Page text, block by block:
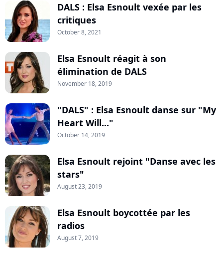
DALS : Elsa Esnoult vexée par les
critiques
October 8, 2021
Elsa Esnoult réagit à son
élimination de DALS
November 18, 2019
"DALS" : Elsa Esnoult danse sur "My
Heart Will..."
October 14, 2019
Elsa Esnoult rejoint "Danse avec les
stars"
August 23, 2019
Elsa Esnoult boycottée par les
radios
August 7, 2019